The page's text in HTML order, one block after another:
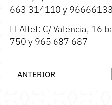
663 314110 y
El Altet: C/ Valencia, 16
750 y 965 687 687
ANTERIOR